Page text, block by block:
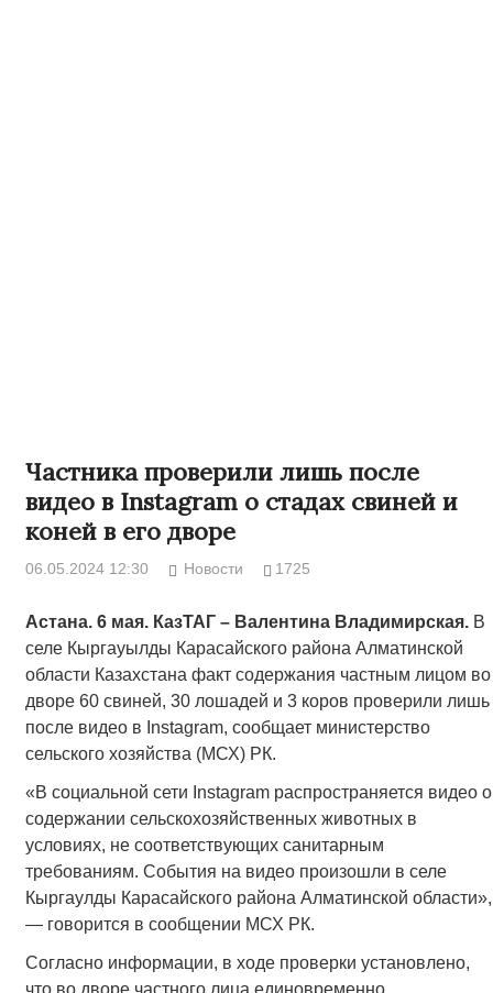
Частника проверили лишь после
видео в Instagram о стадах свиней и
коней в его дворе
06.05.2024 12:30 Новости 1725
Астана. 6 мая. КазТАГ – Валентина Владимирская.В
селе Кыргауылды Карасайского района Алматинской
области Казахстана факт содержания частным лицом во
дворе 60 свиней, 30 лошадей и 3 коров проверили лишь
после видео в Instagram, сообщает министерство
сельского хозяйства (МСХ) РК.
«В социальной сети Instagram распространяется видео о
содержании сельскохозяйственных животных в
условиях, не соответствующих санитарным
требованиям. События на видео произошли в селе
Кыргаулды Карасайского района Алматинской области»,
— говорится в сообщении МСХ РК.
Согласно информации, в ходе проверки установлено,